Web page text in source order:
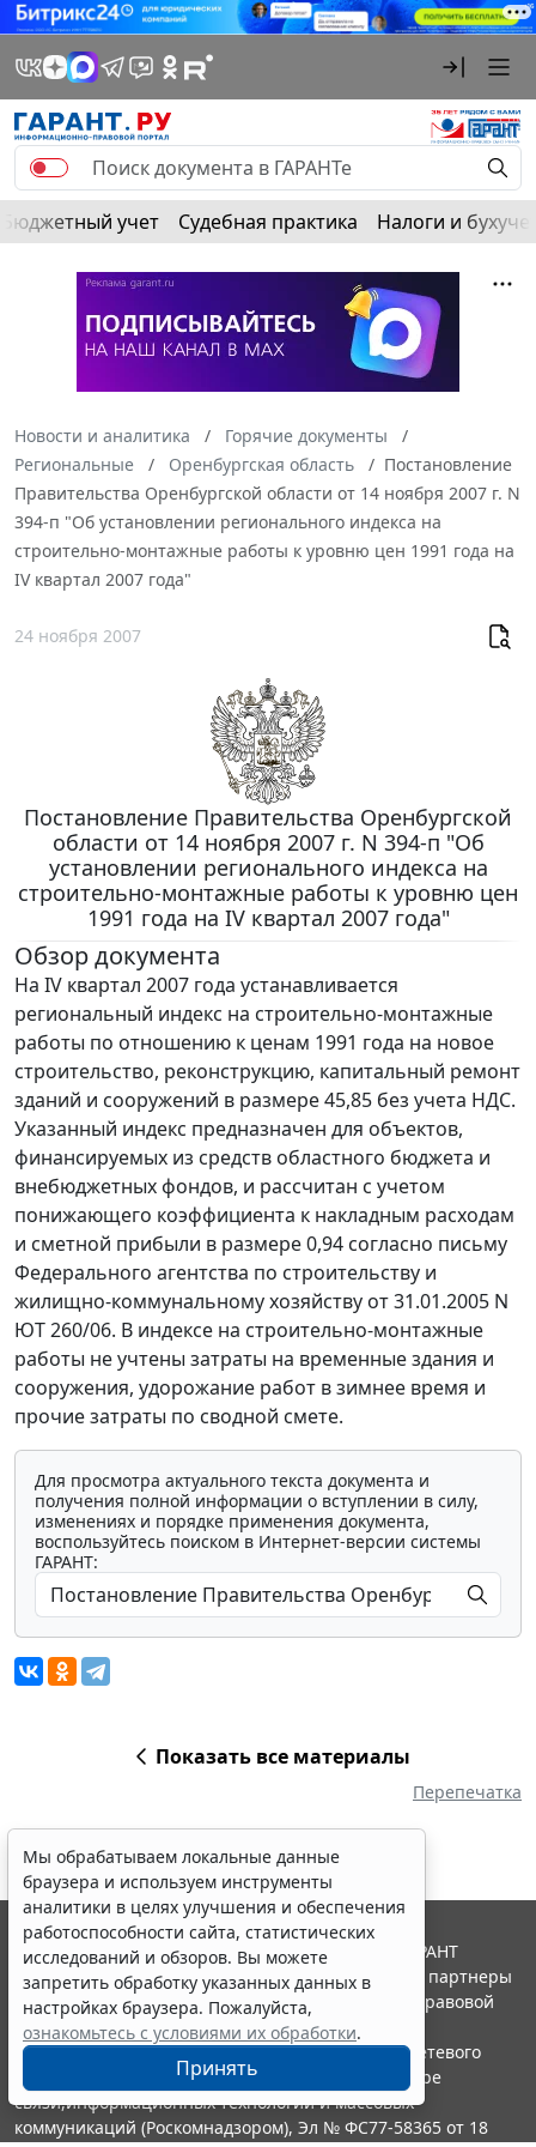
Бюджетный учет Судебная практика Налоги и
Новости и аналитика
Горячие документы
Региональные
Оренбургская область
Постановление
Правительства Оренбургской области от 14 ноября 2007 г. N
394-п "Об установлении регионального индекса на
строительно-монтажные работы к уровню цен 1991 года на
IV квартал 2007 года"
24 ноября 2007
Постановление Правительства Оренбургской
области от 14 ноября 2007 г. N 394-п "Об
установлении регионального индекса на
строительно-монтажные работы к уровню цен
1991 года на IV квартал 2007 года"
Обзор документа
На IV квартал 2007 года устанавливается
региональный индекс на строительно-монтажные
работы по отношению к ценам 1991 года на новое
строительство, реконструкцию, капитальный ремонт
зданий и сооружений в размере 45,85 без учета НДС.
Указанный индекс предназначен для объектов,
финансируемых из средств областного бюджета и
внебюджетных фондов, и рассчитан с учетом
понижающего коэффициента к накладным расходам
и сметной прибыли в размере 0,94 согласно письму
Федерального агентства по строительству и
жилищно-коммунальному хозяйству от 31.01.2005 N
ЮТ 260/06. В индексе на строительно-монтажные
работы не учтены затраты на временные здания и
сооружения, удорожание работ в зимнее время и
прочие затраты по сводной смете.
Для просмотра актуального текста документа и
получения полной информации о вступлении в силу,
изменениях и порядке применения документа,
воспользуйтесь поиском в Интернет-версии системы
ГАРАНТ:
Показать все материалы
Перепечатка
Мы обрабатываем локальные данные
браузера и используем инструменты
аналитики в целях улучшения и обеспечения
работоспособности сайта, статистических
исследований и обзоров. Вы можете
запретить обработку указанных данных в
настройках браузера. Пожалуйста,
ознакомьтесь с условиями их обработки.
Принять
© ООО "НПП "ГАРАНТ-СЕРВИС", 2026. Система ГАРАНТ
выпускается с 1990 года. Компания "Гарант" и ее партнеры
являются участниками Российской ассоциации правовой
информации ГАРАНТ.
Портал ГАРАНТ.РУ зарегистрирован в качестве сетевого
издания Федеральной службой по надзору в сфере
связи,информационных технологий и массовых
коммуникаций (Роскомнадзором), Эл № ФС77-58365 от 18